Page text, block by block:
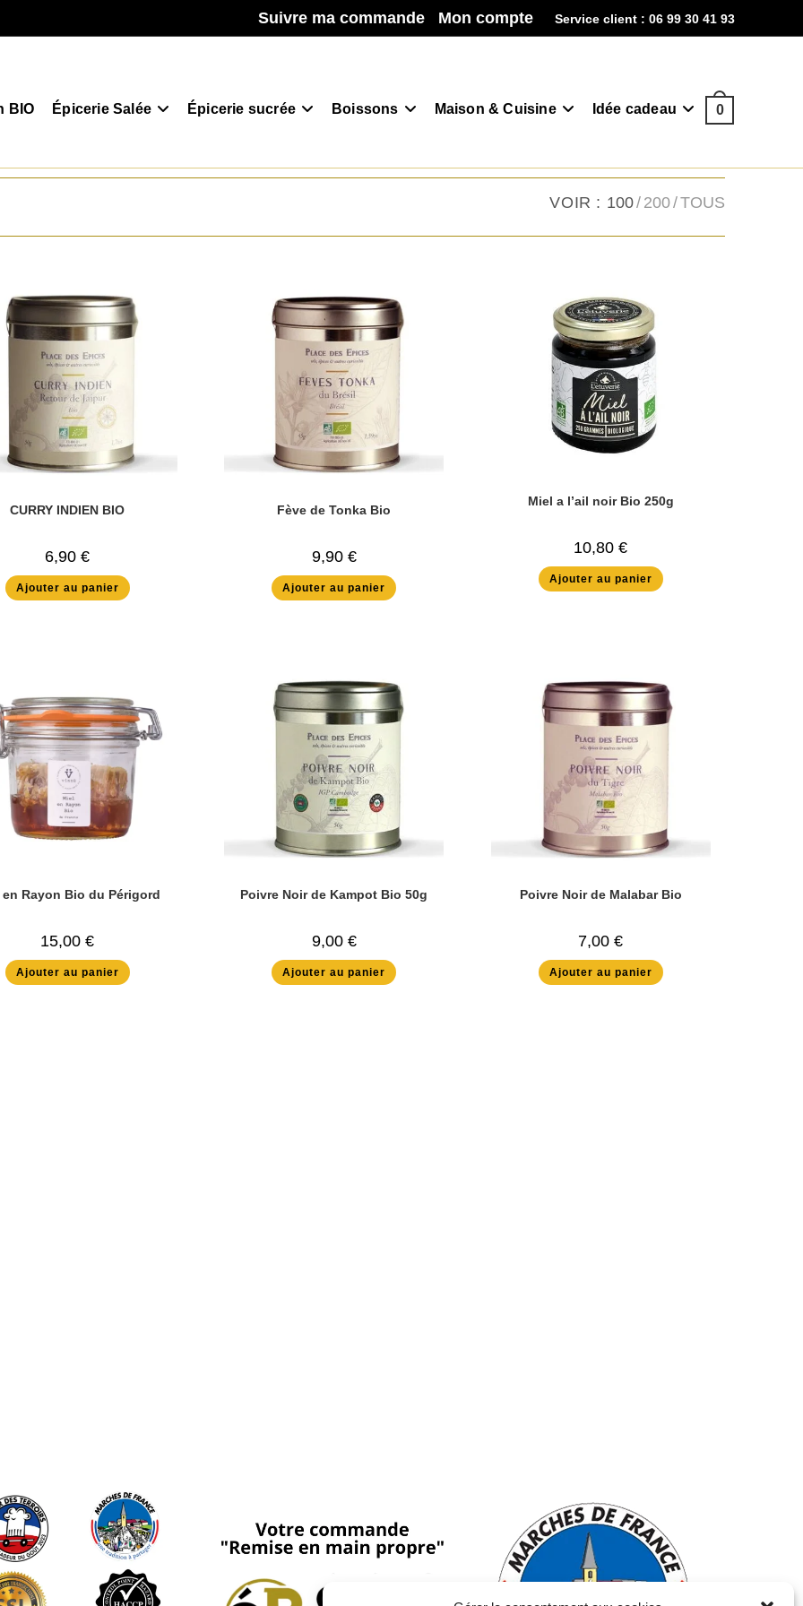
Suivre ma commande Mon compte Service client : 06 99 30 41 93
BIO Épicerie Salée Épicerie sucrée Boissons Maison & Cuisine Idée cadeau 0
VOIR : 100 200 TOUS
CURRY INDIEN BIO
6,90€
Ajouter au panier
Fève de Tonka Bio
9,90 €
Ajouter au panier
Miel a l’ail noir Bio 250g
10,80€
Ajouter au panier
en Rayon Bio du Périgord
15,00€
Ajouter au panier
Poivre Noir de Kampot Bio 50g
9,00 €
Ajouter au panier
Poivre Noir de Malabar Bio
7,00€
Ajouter au panier